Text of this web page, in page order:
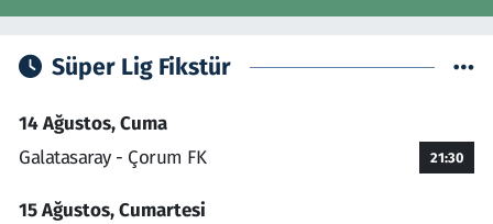
Süper Lig Fikstür
14 Ağustos, Cuma
Galatasaray - Çorum FK
21:30
15 Ağustos, Cumartesi